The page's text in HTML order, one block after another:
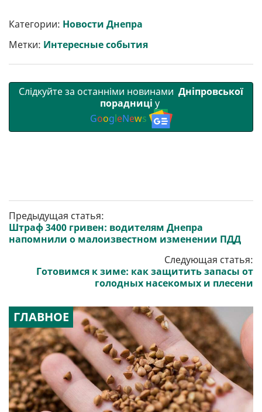
р
и
т
и
b
o
o
k
t
e
r
l g
r
a
m
s
A
p
p
Категории: Новости Днепра
Метки: Интересные события
Слідкуйте за останніми новинами Дніпровської
порадниці у
GoogleNews
Предыдущая статья:
Штраф 3400 гривен: водителям Днепра
напомнили о малоизвестном изменении ПДД
Следующая статья:
Готовимся к зиме: как защитить запасы от
голодных насекомых и плесени
ГЛАВНОЕ